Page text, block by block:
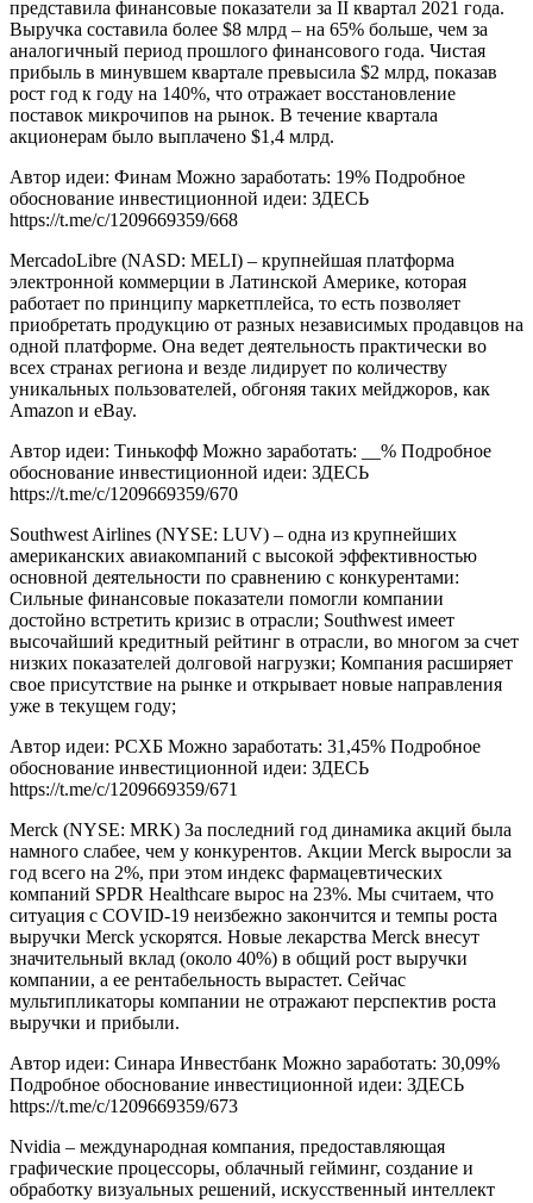
представила финансовые показатели за II квартал 2021 года.
Выручка составила более $8 млрд – на 65% больше, чем за
аналогичный период прошлого финансового года. Чистая
прибыль в минувшем квартале превысила $2 млрд, показав
рост год к году на 140%, что отражает восстановление
поставок микрочипов на рынок. В течение квартала
акционерам было выплачено $1,4 млрд.
Автор идеи: Финам Можно заработать: 19% Подробное
обоснование инвестиционной идеи: ЗДЕСЬ
https://t.me/c/1209669359/668
MercadoLibre (NASD: MELI) – крупнейшая платформа
электронной коммерции в Латинской Америке, которая
работает по принципу маркетплейса, то есть позволяет
приобретать продукцию от разных независимых продавцов на
одной платформе. Она ведет деятельность практически во
всех странах региона и везде лидирует по количеству
уникальных пользователей, обгоняя таких мейджоров, как
Amazon и eBay.
Автор идеи: Тинькофф Можно заработать: __% Подробное
обоснование инвестиционной идеи: ЗДЕСЬ
https://t.me/c/1209669359/670
Southwest Airlines (NYSE: LUV) – одна из крупнейших
американских авиакомпаний с высокой эффективностью
основной деятельности по сравнению с конкурентами:
Сильные финансовые показатели помогли компании
достойно встретить кризис в отрасли; Southwest имеет
высочайший кредитный рейтинг в отрасли, во многом за счет
низких показателей долговой нагрузки; Компания расширяет
свое присутствие на рынке и открывает новые направления
уже в текущем году;
Автор идеи: РСХБ Можно заработать: 31,45% Подробное
обоснование инвестиционной идеи: ЗДЕСЬ
https://t.me/c/1209669359/671
Merck (NYSE: MRK) За последний год динамика акций была
намного слабее, чем у конкурентов. Акции Merck выросли за
год всего на 2%, при этом индекс фармацевтических
компаний SPDR Healthcare вырос на 23%. Мы считаем, что
ситуация с COVID-19 неизбежно закончится и темпы роста
выручки Merck ускорятся. Новые лекарства Merck внесут
значительный вклад (около 40%) в общий рост выручки
компании, а ее рентабельность вырастет. Сейчас
мультипликаторы компании не отражают перспектив роста
выручки и прибыли.
Автор идеи: Синара Инвестбанк Можно заработать: 30,09%
Подробное обоснование инвестиционной идеи: ЗДЕСЬ
https://t.me/c/1209669359/673
Nvidia – международная компания, предоставляющая
графические процессоры, облачный гейминг, создание и
обработку визуальных решений, искусственный интеллект